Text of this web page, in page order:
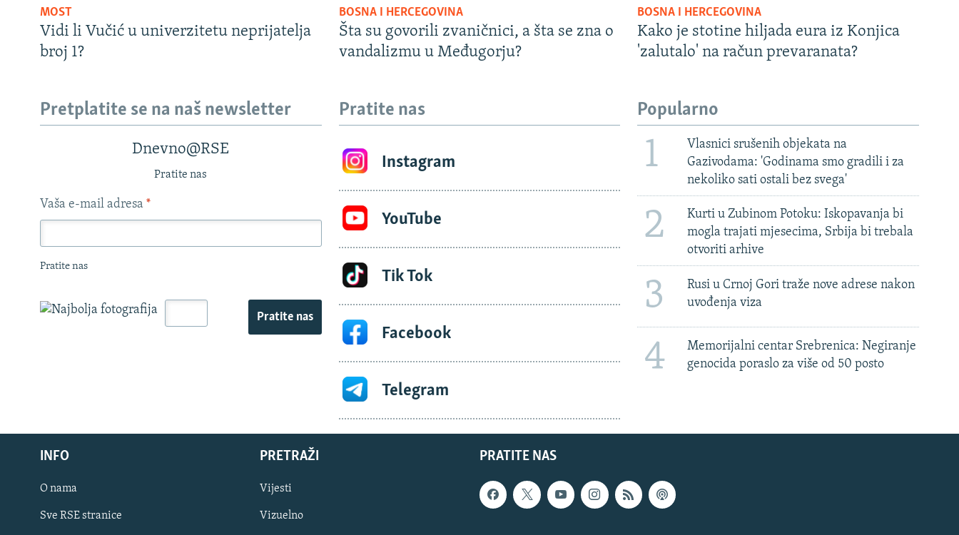
MOST
Vidi li Vučić u univerzitetu neprijatelja
broj 1?
BOSNA I HERCEGOVINA
Šta su govorili zvaničnici, a šta se zna o
vandalizmu u Međugorju?
BOSNA I HERCEGOVINA
Kako je stotine hiljada eura iz Konjica
'zalutalo' na račun prevaranata?
Pretplatite se na naš newsletter
Dnevno@RSE
Pratite nas
Vaša e-mail adresa *
Pratite nas
Pratite nas
Pratite nas
Instagram
YouTube
Tik Tok
Facebook
Telegram
Popularno
1
Vlasnici srušenih objekata na
Gazivodama: 'Godinama smo gradili i za
nekoliko sati ostali bez svega'
2
Kurti u Zubinom Potoku: Iskopavanja bi
mogla trajati mjesecima, Srbija bi trebala
otvoriti arhive
3
Rusi u Crnoj Gori traže nove adrese nakon
uvođenja viza
4
Memorijalni centar Srebrenica: Negiranje
genocida poraslo za više od 50 posto
PRATITE NAS
INFO
O nama
Sve RSE stranice
PRETRAŽI
Vijesti
Vizuelno